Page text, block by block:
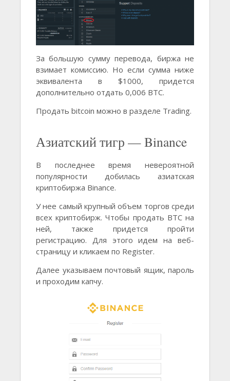
За большую сумму перевода, биржа не
взимает комиссию. Но если сумма ниже
эквивалента в $1000, придется
дополнительно отдать 0,006 BTC.
Продать bitcoin можно в разделе Trading.
Азиатский тигр — Binance
В последнее время невероятной
популярности добилась азиатская
криптобиржа Binance.
У нее самый крупный объем торгов среди
всех криптобирж. Чтобы продать BTC на
ней, также придется пройти
регистрацию. Для этого идем на веб-
страницу и кликаем по Register.
Далее указываем почтовый ящик, пароль
и проходим капчу.